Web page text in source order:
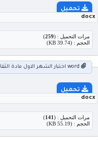
تحميل
docx
مرات التحميل : (259
)
الحجم : (39.74 KB)
تحميل
docx
مرات التحميل : (141
)
الحجم : (55.19 KB)